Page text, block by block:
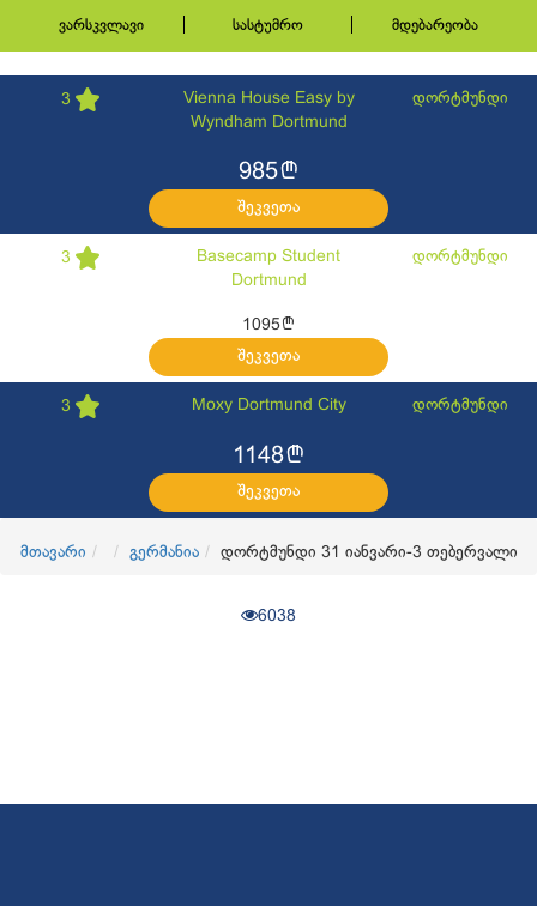
ვარსკვლავი სასტუმრო მდებარეობა
3
Vienna House Easy by
Wyndham Dortmund
დორტმუნდი
985l
შეკვეთა
3
Basecamp Student
Dortmund
დორტმუნდი
1095l
შეკვეთა
3 Moxy Dortmund City დორტმუნდი
1148l
შეკვეთა
მთავარი გერმანია დორტმუნდი 31 იანვარი-3 თებერვალი
6038